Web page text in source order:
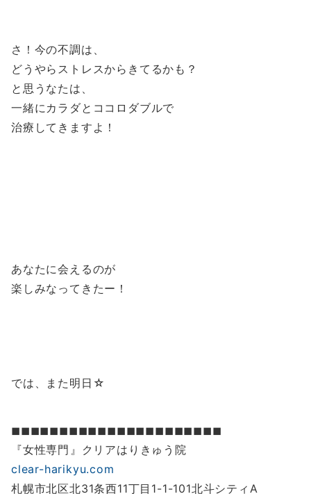
さ！今の不調は、
どうやらストレスからきてるかも？
と思うなたは、
一緒にカラダとココロダブルで
治療してきますよ！
あなたに会えるのが
楽しみなってきたー！
では、また明日☆
◼︎◼︎◼︎◼︎◼︎◼︎◼︎◼︎◼︎◼︎◼︎◼︎◼︎◼︎◼︎◼︎◼︎◼︎◼︎◼︎◼︎◼︎
『女性専門』クリアはりきゅう院
clear-harikyu.com
札幌市北区北31条西11丁目1-1-101北斗シティA